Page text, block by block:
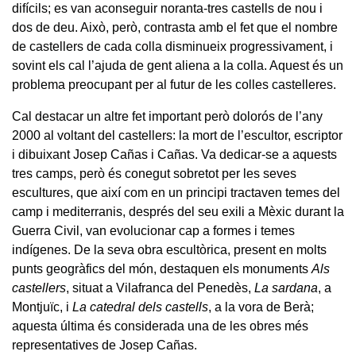
difícils; es van aconseguir noranta-tres castells de nou i
dos de deu. Això, però, contrasta amb el fet que el nombre
de castellers de cada colla disminueix progressivament, i
sovint els cal l’ajuda de gent aliena a la colla. Aquest és un
problema preocupant per al futur de les colles castelleres.
Cal destacar un altre fet important però dolorós de l’any
2000 al voltant del castellers: la mort de l’escultor, escriptor
i dibuixant Josep Cañas i Cañas. Va dedicar-se a aquests
tres camps, però és conegut sobretot per les seves
escultures, que així com en un principi tractaven temes del
camp i mediterranis, després del seu exili a Mèxic durant la
Guerra Civil, van evolucionar cap a formes i temes
indígenes. De la seva obra escultòrica, present en molts
punts geogràfics del món, destaquen els monuments Als
castellers, situat a Vilafranca del Penedès, La sardana, a
Montjuïc, i La catedral dels castells, a la vora de Berà;
aquesta última és considerada una de les obres més
representatives de Josep Cañas.